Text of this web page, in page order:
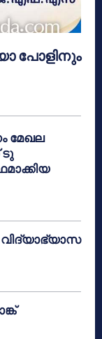
പോളിനും
മേഖല
ടു